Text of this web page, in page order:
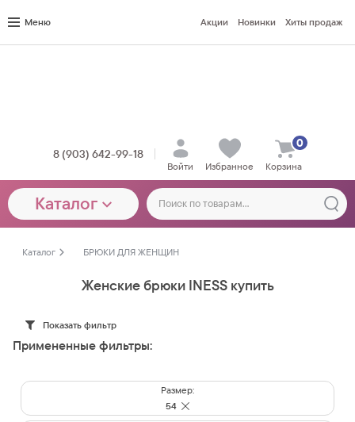
Меню Акции Новинки Хиты продаж
8 (903) 642-99-18
Войти Избранное Корзина
0
Каталог
Каталог БРЮКИ ДЛЯ ЖЕНЩИН
Женские брюки INESS купить
Показать фильтр
Примененные фильтры:
Размер:
54